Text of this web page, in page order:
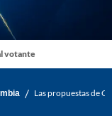
votante
/ Las propuestas de